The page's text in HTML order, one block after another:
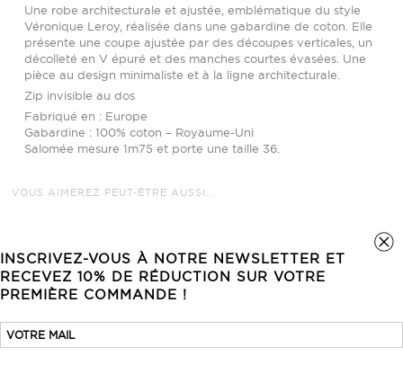
INSCRIVEZ-VOUS À NOTRE NEWSLETTER ET
RECEVEZ 10% DE RÉDUCTION SUR VOTRE
PREMIÈRE COMMANDE !
Une robe architecturale et ajustée, emblématique du style
Véronique Leroy, réalisée dans une gabardine de coton. Elle
présente une coupe ajustée par des découpes verticales, un
décolleté en V épuré et des manches courtes évasées. Une
pièce au design minimaliste et à la ligne architecturale.
Zip invisible au dos
Fabriqué en : Europe
Gabardine : 100% coton – Royaume-Uni
Salomée mesure 1m75 et porte une taille 36.
VOUS AIMEREZ PEUT-ÊTRE AUSSI…